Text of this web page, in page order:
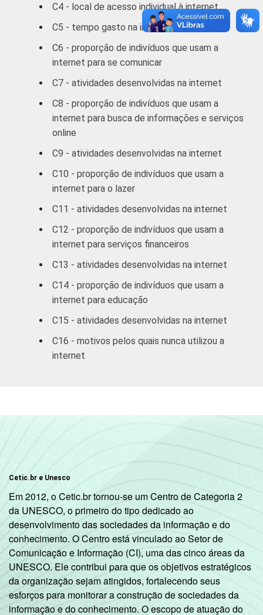
De 35 a 44
anos
29
De 45 a 59
De 60 anos ou
mais
17
FAMILIAR
R$381-R$760 8
R$1141-
R$1900
R$3800
29
R$3801 ou
37
CLASSE
C 11
SITUAÇÃO
EMPREGO
Desempregado 13
Não integra a
população
ativa 2
4
Base: 5.823 entrevistados que usaram a
internet nos últimos três meses. Respostas
C4 - local de acesso individual à internet
C5 - tempo gasto na internet por semana
C6 - proporção de indivíduos que usam a
internet para se comunicar
C7 - atividades desenvolvidas na internet
C8 - proporção de indivíduos que usam a
internet para busca de informações e serviços
online
C9 - atividades desenvolvidas na internet
C10 - proporção de indivíduos que usam a
internet para o lazer
C11 - atividades desenvolvidas na internet
C12 - proporção de indivíduos que usam a
internet para serviços financeiros
C13 - atividades desenvolvidas na internet
C14 - proporção de indivíduos que usam a
internet para educação
C15 - atividades desenvolvidas na internet
C16 - motivos pelos quais nunca utilizou a
internet
Cetic.br e Unesco
Em 2012, o Cetic.br tornou-se um Centro de Categoria 2
da UNESCO, o primeiro do tipo dedicado ao
desenvolvimento das sociedades da informação e do
conhecimento. O Centro está vinculado ao Setor de
Comunicação e Informação (CI), uma das cinco áreas da
UNESCO. Ele contribui para que os objetivos estratégicos
da organização sejam atingidos, fortalecendo seus
esforços para monitorar a construção de sociedades da
informação e do conhecimento. O escopo de atuação do